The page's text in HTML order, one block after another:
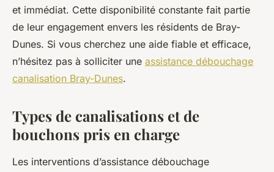
et immédiat. Cette disponibilité constante fait partie
de leur engagement envers les résidents de Bray-
Dunes. Si vous cherchez une aide fiable et efficace,
n’hésitez pas à solliciter une assistance débouchage
canalisation Bray-Dunes.
Types de canalisations et de
bouchons pris en charge
Les interventions d’assistance débouchage